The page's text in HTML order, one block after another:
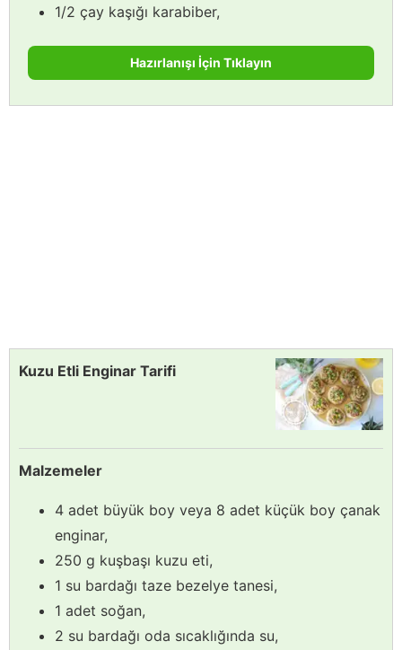
1/2 çay kaşığı karabiber,
Hazırlanışı İçin Tıklayın
Kuzu Etli Enginar Tarifi
Malzemeler
4 adet büyük boy veya 8 adet küçük boy çanak
enginar,
250 g kuşbaşı kuzu eti,
1 su bardağı taze bezelye tanesi,
1 adet soğan,
2 su bardağı oda sıcaklığında su,